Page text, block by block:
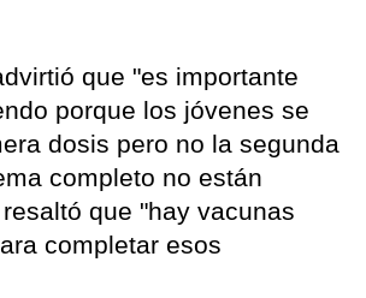
que "es importante
porque los jóvenes se
dosis pero no la segunda
completo no están
que "hay vacunas
completar esos